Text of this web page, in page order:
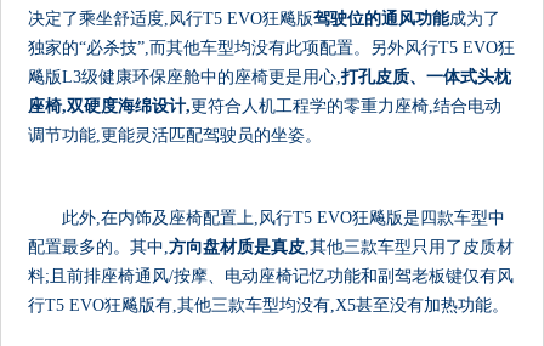
决定了乘坐舒适度,风行T5 EVO狂飚版驾驶位的通风功能成为了
独家的“必杀技”,而其他车型均没有此项配置。另外风行T5 EVO狂
飚版L3级健康环保座舱中的座椅更是用心,打孔皮质、一体式头枕
座椅,双硬度海绵设计,更符合人机工程学的零重力座椅,结合电动
调节功能,更能灵活匹配驾驶员的坐姿。
此外,在内饰及座椅配置上,风行T5 EVO狂飚版是四款车型中
配置最多的。其中,方向盘材质是真皮,其他三款车型只用了皮质材
料;且前排座椅通风/按摩、电动座椅记忆功能和副驾老板键仅有风
行T5 EVO狂飚版有,其他三款车型均没有,X5甚至没有加热功能。